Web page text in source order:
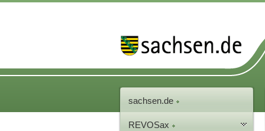
sachsen.de
REVOSax